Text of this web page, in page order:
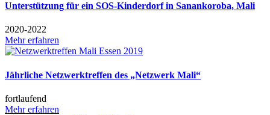
Unterstützung für ein SOS-Kinderdorf in Sanankoroba, Mali
2020-2022
Mehr erfahren
Jährliche Netzwerktreffen des „Netzwerk Mali“
fortlaufend
Mehr erfahren